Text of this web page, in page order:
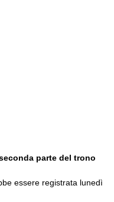
parte del trono
essere registrata lunedì